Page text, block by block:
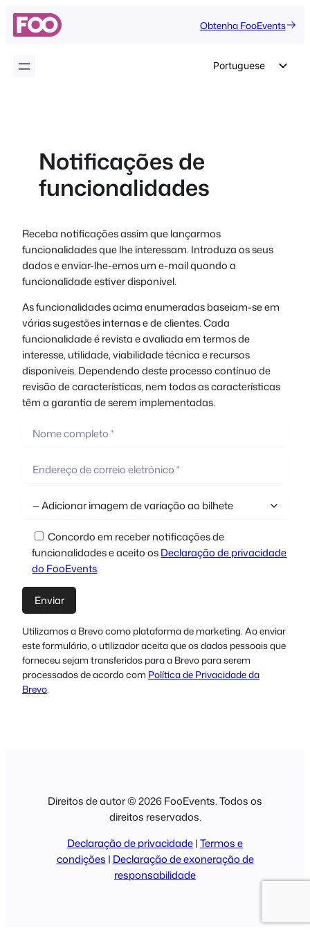
Saltar
para
conteúdo
Obtenha FooEvents
Portuguese
Czech
Greek
Notificações de
funcionalidades
Receba notificações assim que lançarmos
funcionalidades que lhe interessam. Introduza os seus
dados e enviar-lhe-emos um e-mail quando a
funcionalidade estiver disponível.
As funcionalidades acima enumeradas baseiam-se em
várias sugestões internas e de clientes. Cada
funcionalidade é revista e avaliada em termos de
interesse, utilidade, viabilidade técnica e recursos
disponíveis. Dependendo deste processo contínuo de
revisão de características, nem todas as características
têm a garantia de serem implementadas.
Concordo em receber notificações de
funcionalidades e aceito osDeclaração de privacidade
do FooEvents.
Utilizamos a Brevo como plataforma de marketing. Ao enviar
este formulário, o utilizador aceita que os dados pessoais que
forneceu sejam transferidos para a Brevo para serem
processados de acordo com Política de Privacidade da
Brevo.
Direitos de autor © 2026 FooEvents. Todos os
direitos reservados.
Declaração de privacidade|Termos e
condições | Declaração de exoneração de
responsabilidade